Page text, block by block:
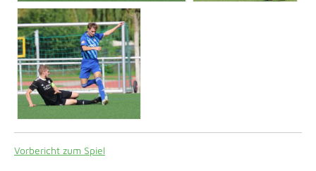
Vorbericht zum Spiel